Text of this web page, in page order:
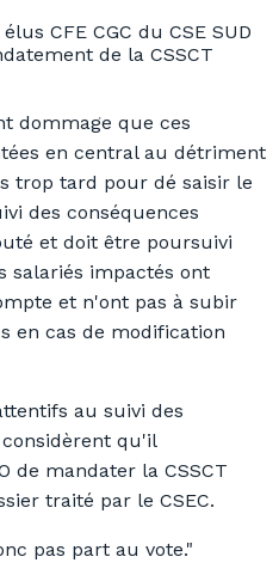
CFE CGC du CSE SUD
de la CSSCT
dommage que ces
en central au détriment
trop tard pour dé saisir le
des conséquences
et doit être poursuivi
salariés impactés ont
et n'ont pas à subir
en cas de modification
au suivi des
qu'il
de mandater la CSSCT
traité par le CSEC.
pas part au vote."